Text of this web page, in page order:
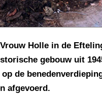
Holle in de
gebouw uit
de
afgevoerd.